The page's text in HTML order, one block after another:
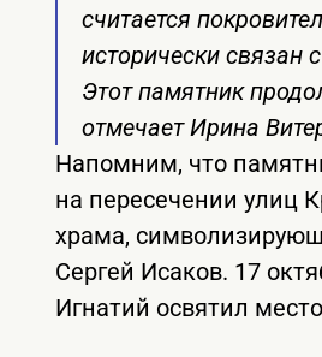
считается
исторически связан
Этот памятник
отмечает Ирина
Напомним, что
на пересечении улиц
храма,
Сергей Исаков. 17
Игнатий освятил